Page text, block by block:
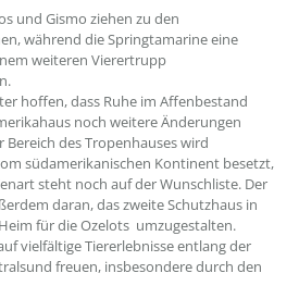
und Gismo ziehen zu den
während die Springtamarine eine
weiteren Vierertrupp
hoffen, dass Ruhe im Affenbestand
noch weitere Änderungen
des Tropenhauses wird
südamerikanischen Kontinent besetzt,
steht noch auf der Wunschliste. Der
daran, das zweite Schutzhaus in
für die Ozelots umzugestalten.
vielfältige Tiererlebnisse entlang der
freuen, insbesondere durch den